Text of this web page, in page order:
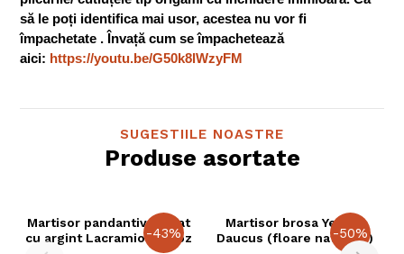
să le poți identifica mai usor, acestea nu vor fi
împachetate . Învață cum se împachetează
aici: https://youtu.be/G50k8lWzyFM
SUGESTIILE NOASTRE
Produse asortate
-43%
Martisor pandantiv placat
cu argint Lacramioara Roz
-50%
Martisor brosa Yellow
Daucus (floare naturala)